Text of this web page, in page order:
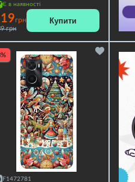
Є в наявності
грн
грн
Купити
F1472781